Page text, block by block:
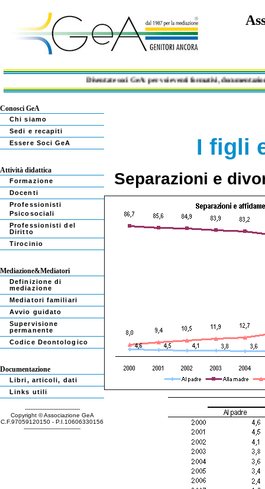
Diventate soci GeA: per voi eventi formativi, documentazione e
Conosci GeA
Chi siamo
Sedi e recapiti
Essere Soci GeA
Attività didattica
Formazione
Docenti
Professionisti
Psicosociali
Professionisti del
Diritto
Tirocinio
Mediazione&Mediatori
Definizione di
mediazione
Mediatori familiari
Avvio guidato
Supervisione
permanente
Codice Deontologico
Documentazione
Libri, articoli, dati
Links utili
-------------------------------
Copyright © Associazione GeA
C.F.97059120150 - P.I.10606330156
--------------------------------
I figli
Separazioni e